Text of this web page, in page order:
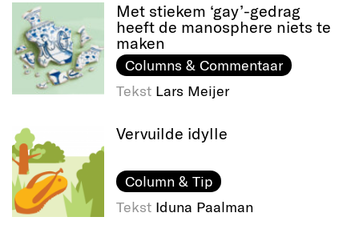
Met stiekem ‘gay’-gedrag
heeft de manosphere niets te
maken
Columns & Commentaar
Tekst Lars Meijer
Vervuilde idylle
Column & Tip
Tekst Iduna Paalman